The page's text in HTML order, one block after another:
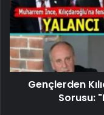
Gençlerden
Sorusu: